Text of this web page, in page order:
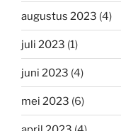
augustus 2023 (4)
juli 2023 (1)
juni 2023 (4)
mei 2023 (6)